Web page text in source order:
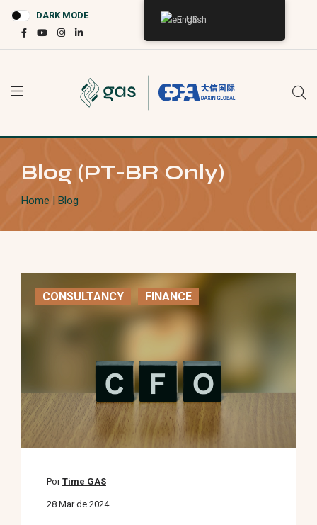
DARK MODE
Blog (PT-BR Only)
Home | Blog
CONSULTANCY FINANCE
PorTime GAS
28 Mar de 2024
English